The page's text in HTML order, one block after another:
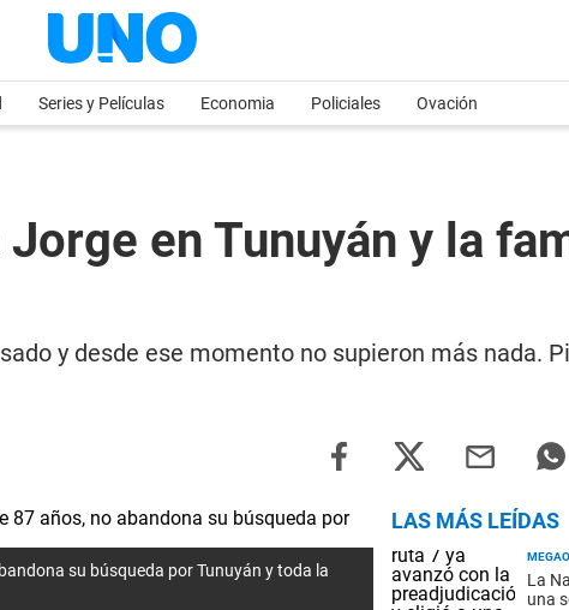
Series y Películas Economia Policiales Ovación
en Tunuyán y la
y desde ese momento no supieron más nada.
su búsqueda por Tunuyán y toda la
LAS MÁS LEÍDAS
La
una